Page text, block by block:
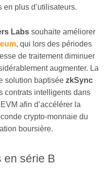
en plus d’utilisateurs.
Labs souhaite améliorer
, qui lors des périodes
de traitement diminuer
augmenter. La
solution baptisée zkSync
contrats intelligents dans
afin d’accélérer la
crypto-monnaie du
boursière.
en série B